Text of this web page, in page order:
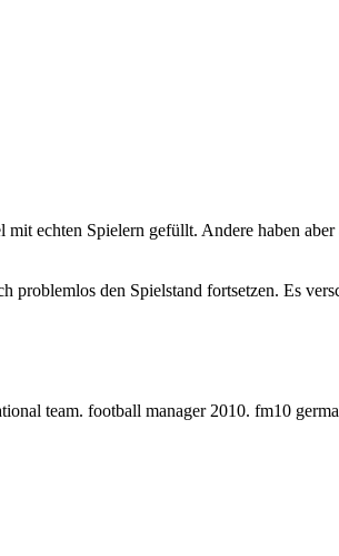
echten Spielern gefüllt. Andere haben aber
problemlos den Spielstand fortsetzen. Es
team. football manager 2010. fm10